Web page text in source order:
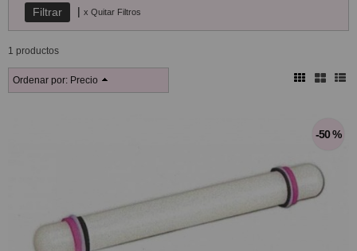
| x Quitar Filtros
1 productos
Ordenar por: Precio
-50 %